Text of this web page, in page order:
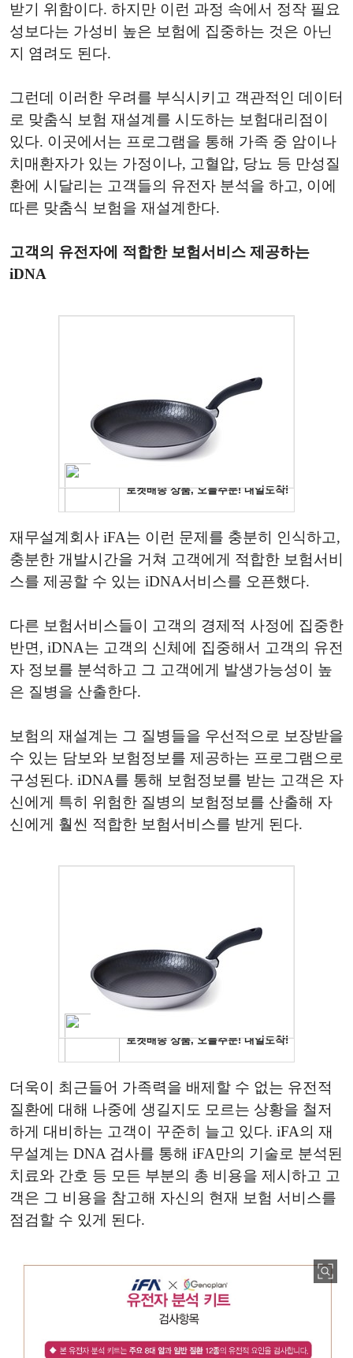
받기 위함이다. 하지만 이런 과정 속에서 정작 필요
성보다는 가성비 높은 보험에 집중하는 것은 아닌
지 염려도 된다.
그런데 이러한 우려를 부식시키고 객관적인 데이터
로 맞춤식 보험 재설계를 시도하는 보험대리점이
있다. 이곳에서는 프로그램을 통해 가족 중 암이나
치매환자가 있는 가정이나, 고혈압, 당뇨 등 만성질
환에 시달리는 고객들의 유전자 분석을 하고, 이에
따른 맞춤식 보험을 재설계한다.
고객의 유전자에 적합한 보험서비스 제공하는
iDNA
재무설계회사 iFA는 이런 문제를 충분히 인식하고,
충분한 개발시간을 거쳐 고객에게 적합한 보험서비
스를 제공할 수 있는 iDNA서비스를 오픈했다.
다른 보험서비스들이 고객의 경제적 사정에 집중한
반면, iDNA는 고객의 신체에 집중해서 고객의 유전
자 정보를 분석하고 그 고객에게 발생가능성이 높
은 질병을 산출한다.
보험의 재설계는 그 질병들을 우선적으로 보장받을
수 있는 담보와 보험정보를 제공하는 프로그램으로
구성된다. iDNA를 통해 보험정보를 받는 고객은 자
신에게 특히 위험한 질병의 보험정보를 산출해 자
신에게 훨씬 적합한 보험서비스를 받게 된다.
더욱이 최근들어 가족력을 배제할 수 없는 유전적
질환에 대해 나중에 생길지도 모르는 상황을 철저
하게 대비하는 고객이 꾸준히 늘고 있다. iFA의 재
무설계는 DNA 검사를 통해 iFA만의 기술로 분석된
치료와 간호 등 모든 부분의 총 비용을 제시하고 고
객은 그 비용을 참고해 자신의 현재 보험 서비스를
점검할 수 있게 된다.